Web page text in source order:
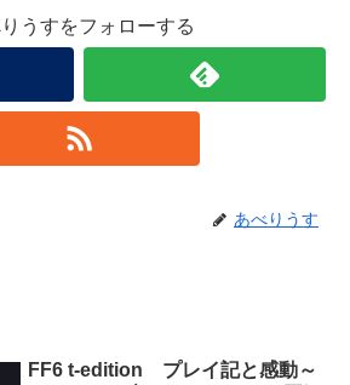
うすをフォローする
あべりうす
FF6 t-edition プレイ記と感動～